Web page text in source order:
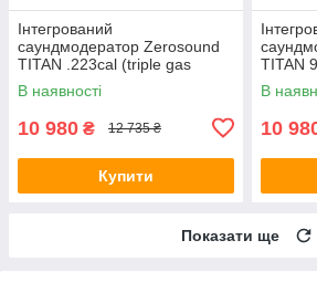
Інтегрований
саундмодератор Zerosound
TITAN .223cal (triple gas
unloading system)
В наявності
10 980 ₴ 12 735 ₴
Купити
TITAN
В
10
Показати ще